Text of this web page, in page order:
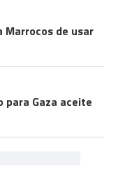
Marrocos de usar
Gaza aceite